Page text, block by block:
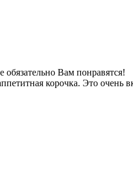
Вам понравятся!
корочка. Это очень